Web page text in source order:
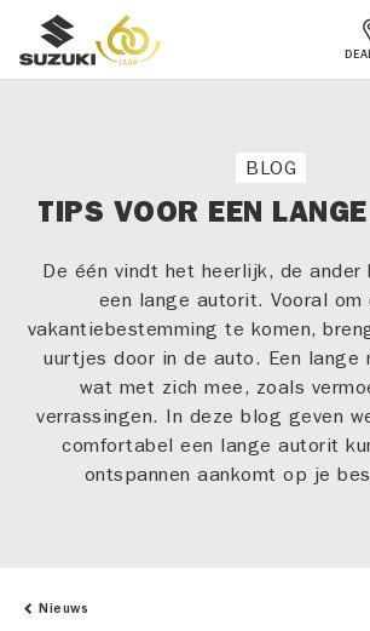
BLOG
TIPS VOOR EEN
De één vindt het heerlijk, de ander
een lange autorit. Vooral om
vakantiebestemming te komen,
uurtjes door in de auto. Een lange
wat met zich mee, zoals
verrassingen. In deze blog geven
comfortabel een lange autorit
ontspannen aankomt op je
Nieuws